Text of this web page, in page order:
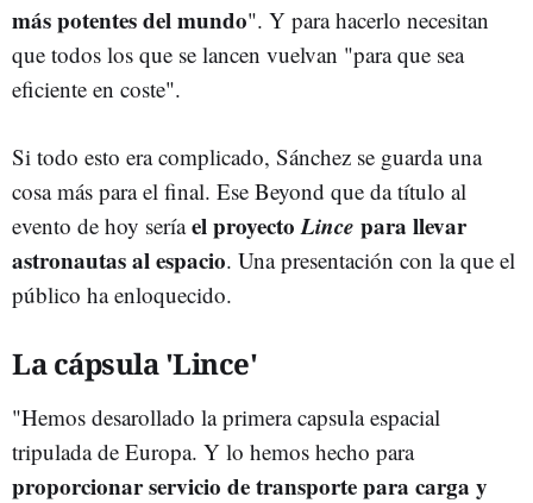
más potentes del mundo". Y para hacerlo necesitan
que todos los que se lancen vuelvan "para que sea
eficiente en coste".
Si todo esto era complicado, Sánchez se guarda una
cosa más para el final. Ese Beyond que da título al
evento de hoy seríael proyectoLince para llevar
astronautas al espacio. Una presentación con la que el
público ha enloquecido.
La cápsula 'Lince'
"Hemos desarollado la primera capsula espacial
tripulada de Europa. Y lo hemos hecho para
proporcionar servicio de transporte para carga y